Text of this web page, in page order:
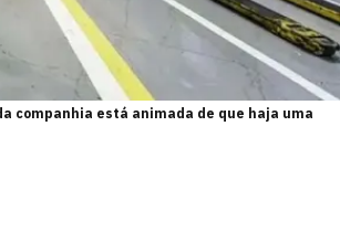
companhia está animada de que haja uma